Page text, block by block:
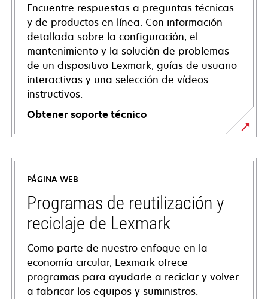
Encuentre respuestas a preguntas técnicas
y de productos en línea. Con información
detallada sobre la configuración, el
mantenimiento y la solución de problemas
de un dispositivo Lexmark, guías de usuario
interactivas y una selección de vídeos
instructivos.
Obtener soporte técnico
opens
in
new
tab
PÁGINA WEB
Programas de reutilización y
reciclaje de Lexmark
Como parte de nuestro enfoque en la
economía circular, Lexmark ofrece
programas para ayudarle a reciclar y volver
a fabricar los equipos y suministros.